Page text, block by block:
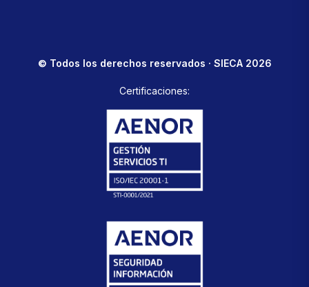
© Todos los derechos reservados · SIECA 2026
Certificaciones: